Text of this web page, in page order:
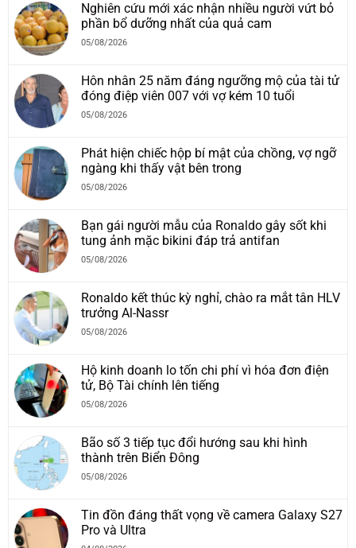
Nghiên cứu mới xác nhận nhiều người vứt bỏ
phần bổ dưỡng nhất của quả cam
05/08/2026
Hôn nhân 25 năm đáng ngưỡng mộ của tài tử
đóng điệp viên 007 với vợ kém 10 tuổi
05/08/2026
Phát hiện chiếc hộp bí mật của chồng, vợ ngỡ
ngàng khi thấy vật bên trong
05/08/2026
Bạn gái người mẫu của Ronaldo gây sốt khi
tung ảnh mặc bikini đáp trả antifan
05/08/2026
Ronaldo kết thúc kỳ nghỉ, chào ra mắt tân HLV
trưởng Al-Nassr
05/08/2026
Hộ kinh doanh lo tốn chi phí vì hóa đơn điện
tử, Bộ Tài chính lên tiếng
05/08/2026
Bão số 3 tiếp tục đổi hướng sau khi hình
thành trên Biển Đông
05/08/2026
Tin đồn đáng thất vọng về camera Galaxy S27
Pro và Ultra